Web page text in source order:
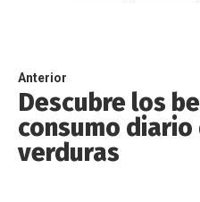
Anterior
Descubre los
consumo
verduras